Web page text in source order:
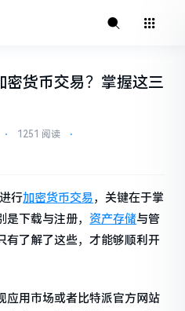
货币交易？掌握这三
⋅ 1251 阅读
⋅
行加密货币交易，关键在于掌
是下载与注册，资产存储与管
有了解了这些，才能够顺利开
应用市场或者比特派官方网站